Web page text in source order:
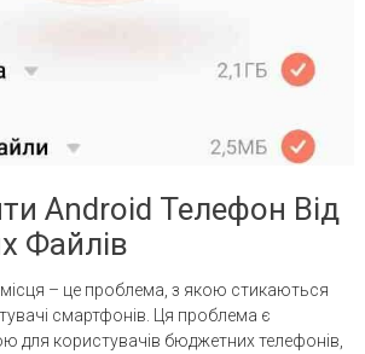
Android Телефон Від
Файлів
– це проблема, з якою стикаються
смартфонів. Ця проблема є
для користувачів бюджетних телефонів,